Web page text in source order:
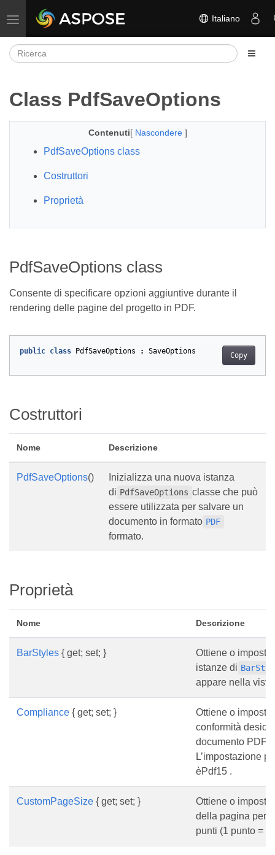
Attiva/disattiva la navigazione Italiano
Class PdfSaveOptions
Contenuti[ Nascondere ]
PdfSaveOptions class
Costruttori
Proprietà
PdfSaveOptions class
Consente di specificare opzioni aggiuntive durante il
rendering delle pagine del progetto in PDF.
Copy
public class PdfSaveOptions : SaveOptions
Costruttori
Nome Descrizione
PdfSaveOptions()
Inizializza una nuova istanza
di PdfSaveOptions classe che può
essere utilizzata per salvare un
documento in formato PDF
formato.
Proprietà
Nome Descrizione
BarStyles { get; set; }
Ottiene o imposta
istanze di
appare nella
Compliance { get; set; }
Ottiene o
conformità
documento PDF
L’impostazione
èPdf15 .
CustomPageSize { get; set; }
Ottiene o
della pagina
punti (1 punto =